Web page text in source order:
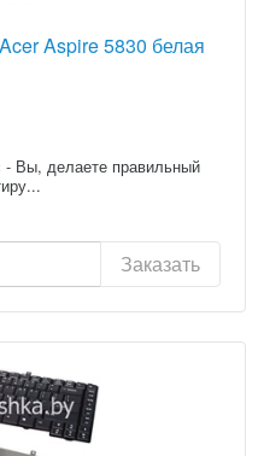
Aspire 5830 белая
- Вы, делаете правильный
Заказать